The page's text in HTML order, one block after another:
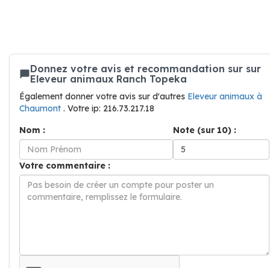
Donnez votre avis et recommandation sur sur
Eleveur animaux Ranch Topeka
Également donner votre avis sur d'autres Eleveur animaux à
Chaumont . Votre ip: 216.73.217.18
Nom :
Note (sur 10) :
Votre commentaire :